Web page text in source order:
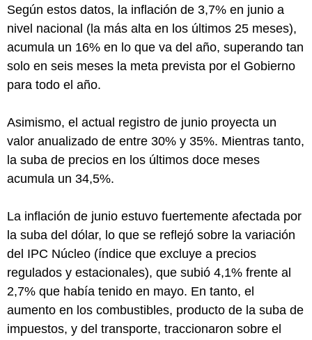
Según estos datos, la inflación de 3,7% en junio a
nivel nacional (la más alta en los últimos 25 meses),
acumula un 16% en lo que va del año, superando tan
solo en seis meses la meta prevista por el Gobierno
para todo el año.
Asimismo, el actual registro de junio proyecta un
valor anualizado de entre 30% y 35%. Mientras tanto,
la suba de precios en los últimos doce meses
acumula un 34,5%.
La inflación de junio estuvo fuertemente afectada por
la suba del dólar, lo que se reflejó sobre la variación
del IPC Núcleo (índice que excluye a precios
regulados y estacionales), que subió 4,1% frente al
2,7% que había tenido en mayo. En tanto, el
aumento en los combustibles, producto de la suba de
impuestos, y del transporte, traccionaron sobre el